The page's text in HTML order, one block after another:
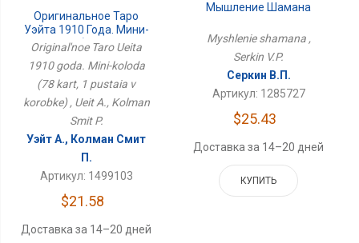
Оригинальное Таро
Уэйта 1910 Года. Мини-
Колода (78 Карт, 1
Пустая В Коробке)
Original'noe Taro Ueita
1910 goda. Mini-koloda
(78 kart, 1 pustaia v
korobke) , Ueit A., Kolman
Smit P.
Уэйт А., Колман Смит
П.
Артикул: 1499103
$21.58
Доставка за 14–20 дней
Мышление Шамана
Myshlenie shamana ,
Serkin V.P.
Серкин В.П.
Артикул: 1285727
$25.43
Доставка за 14–20 дней
КУПИТЬ